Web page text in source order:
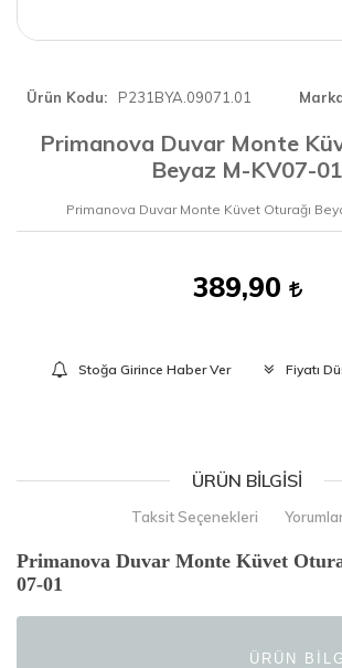
Ürün Kodu P231BYA.09071.01
Primanova Duvar Monte
Beyaz M-KV07-01
Primanova Duvar Monte Küvet Oturağı
389,90
Stoğa Girince Haber Ver Fiyatı
ÜRÜN BILGISI
Taksit Seçenekleri
Primanova Duvar Monte Küvet
07-01
ÜRÜN